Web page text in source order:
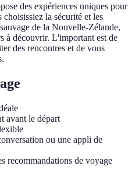
des expériences uniques pour
la sécurité et les
de la Nouvelle-Zélande,
à découvrir. L'important est de
des rencontres et de vous
avant le départ
ou une appli de
recommandations de voyage